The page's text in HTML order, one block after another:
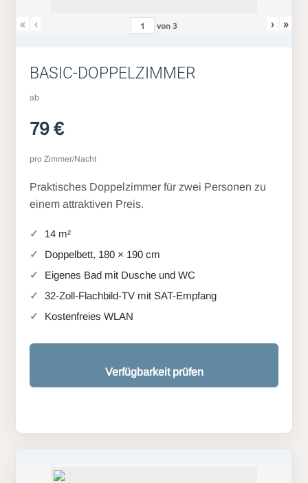
« ‹ von3 › »
BASIC-DOPPELZIMMER
ab
79 €
pro Zimmer/Nacht
Praktisches Doppelzimmer für zwei Personen zu
einem attraktiven Preis.
14 m²
Doppelbett, 180 × 190 cm
Eigenes Bad mit Dusche und WC
32-Zoll-Flachbild-TV mit SAT-Empfang
Kostenfreies WLAN
Verfügbarkeit prüfen